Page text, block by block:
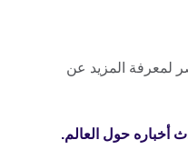
لمعرفة المزيد عن
أخباره حول العالم.